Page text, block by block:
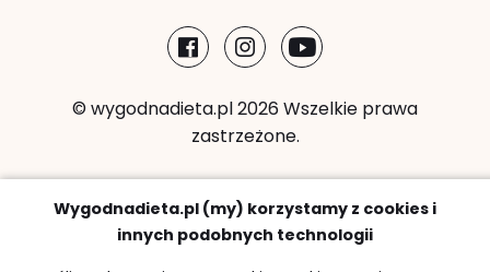
© wygodnadieta.pl 2026 Wszelkie prawa
zastrzeżone.
Metody płatności:
Wygodnadieta.pl (my) korzystamy z cookies i
innych podobnych technologii